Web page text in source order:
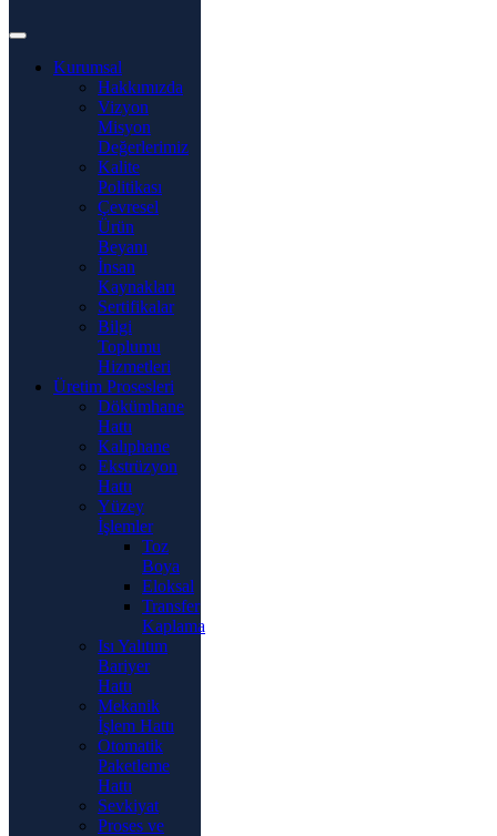
Kurumsal
Hakkımızda
Vizyon
Misyon
Değerlerimiz
Kalite
Politikası
Çevresel
Ürün
Beyanı
İnsan
Kaynakları
Sertifikalar
Bilgi
Toplumu
Hizmetleri
Üretim Prosesleri
Dökümhane
Hattı
Kalıphane
Ekstrüzyon
Hattı
Yüzey
İşlemler
Toz
Boya
Eloksal
Transfer
Kaplama
Isı Yalıtım
Bariyer
Hattı
Mekanik
İşlem Hattı
Otomatik
Paketleme
Hattı
Sevkiyat
Proses ve